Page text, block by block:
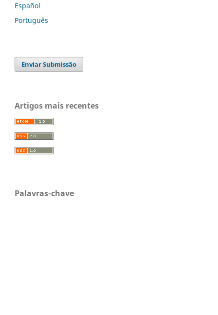
Español
Português
Enviar Submissão
Artigos mais recentes
Palavras-chave